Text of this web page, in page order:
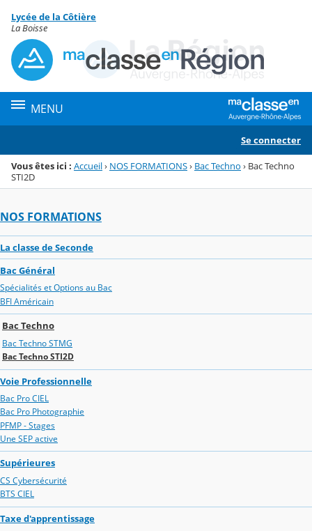
Menu de la rubrique
Contenu
Lycée de la Côtière
La Boisse
MENU
Se connecter
Vous êtes ici : Accueil› NOS FORMATIONS› Bac Techno › Bac Techno
STI2D
NOS FORMATIONS
La classe de Seconde
Bac Général
Spécialités et Options au Bac
BFI Américain
Bac Techno
Bac Techno STMG
Bac Techno STI2D
Voie Professionnelle
Bac Pro CIEL
Bac Pro Photographie
PFMP - Stages
Une SEP active
Supérieures
CS Cybersécurité
BTS CIEL
Taxe d'apprentissage